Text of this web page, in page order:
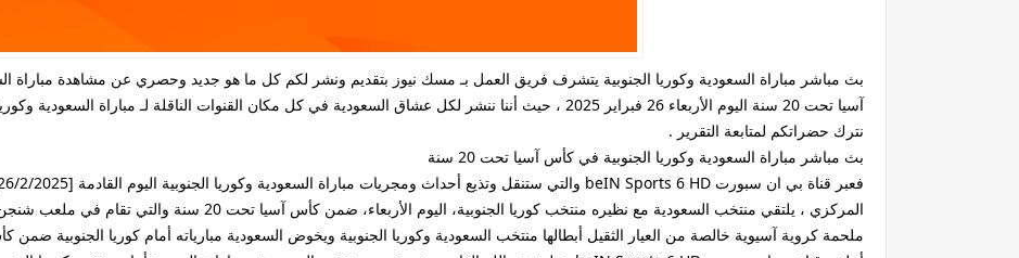
بث مباشر مباراة السعودية وكوريا الجنوبية يتشرف فريق العمل بـ مسك نيوز بتقديم ونشر لكم كل ما هو جديد وحصري عن مشاهدة مباراة
نترك حضراتكم لمتابعة التقرير .
بث مباشر مباراة السعودية وكوريا الجنوبية في كأس آسيا تحت 20 سنة
المركزي ، يلتقي منتخب السعودية مع نظيره منتخب كوريا الجنوبية، اليوم الأربعاء، ضمن كأس آسيا تحت 20 سنة والتي تقام في ملعب شنجن المركزي.
ملحمة كروية آسيوية خالصة من العيار الثقيل أبطالها منتخب السعودية وكوريا الجنوبية ويخوض السعودية مبارياته أمام كوريا الجنوبية ضمن كأس آسيا تحت 20 سنة